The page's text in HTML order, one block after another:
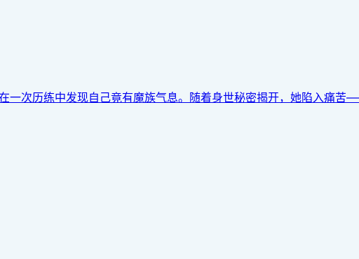
一次历练中发现自己竟有魔族气息。随着身世秘密揭开，她陷入痛苦